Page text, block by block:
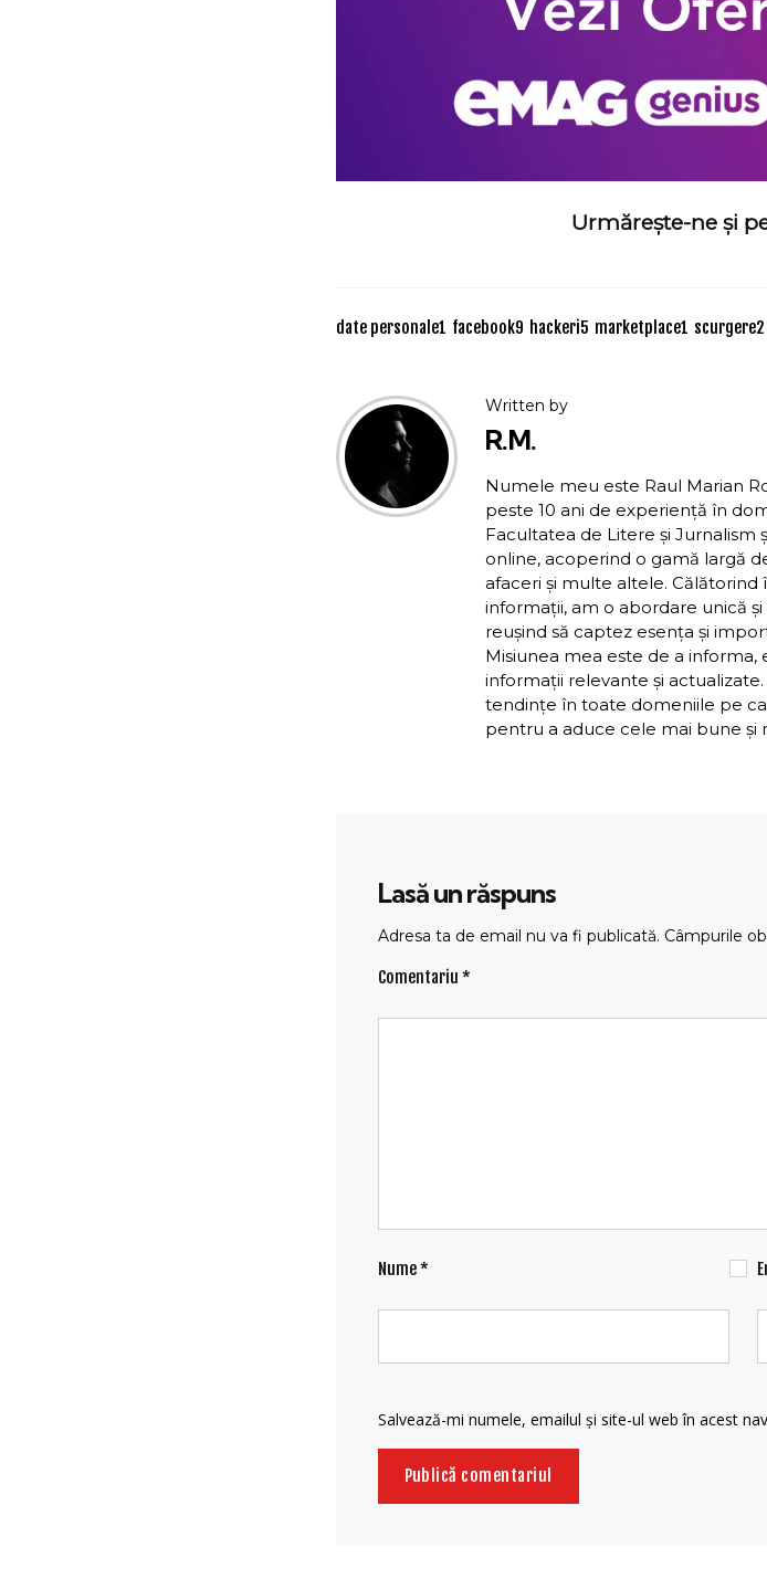
Urmărește-ne și
date personale1 facebook9 hackeri5 marketplace1 scurgere2
Written by
R.M.
Numele meu este Raul Marian
peste 10 ani de experiență în
Facultatea de Litere și
online, acoperind o gamă largă
afaceri și multe altele.
informații, am o abordare unică
reușind să captez esența și
Misiunea mea este de a informa,
informații relevante și
tendințe în toate domeniile pe
pentru a aduce cele mai bune și
Lasă un răspuns
Adresa ta de email nu va fi publicată. Câmpurile
Comentariu *
Nume*
Salvează-mi numele, emailul și site-ul web în acest